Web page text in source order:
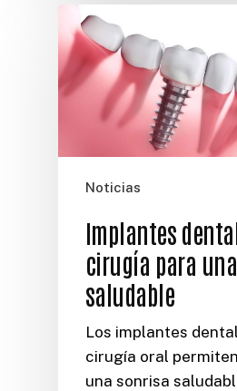
Noticias
Implantes
cirugía para
saludable
Los implantes
cirugía oral
una sonrisa